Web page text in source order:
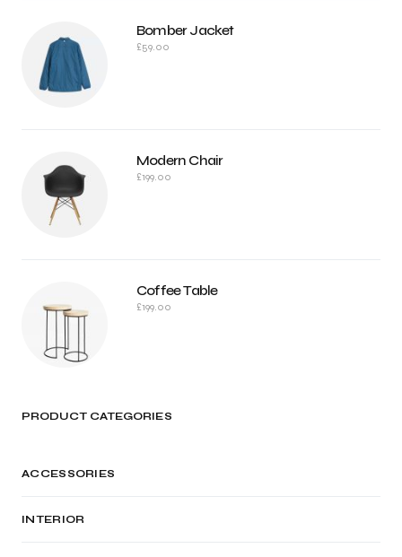
Bomber Jacket
£59.00
Modern Chair
£199.00
Coffee Table
£199.00
PRODUCT CATEGORIES
ACCESSORIES
INTERIOR